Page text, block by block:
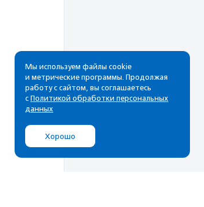
Рассылка
Cамые свежие новости,
почтовом ящике
Мы используем файлы cookie
и метрические программы. Продолжая
работу с сайтом, вы соглашаетесь
с Политикой обработки персональных
данных
Хорошо